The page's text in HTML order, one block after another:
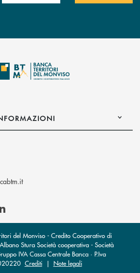
(si apre l’app di posta elettronica)
del Monviso - Credito Cooperativo di
Stura Società cooperativa - Società
IVA Cassa Centrale Banca · P.Iva
Crediti| Note legali